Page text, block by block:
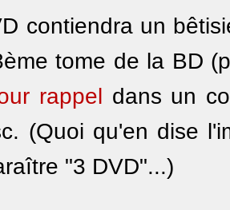
contiendra un
tome de la BD
rappel dans un
(Quoi qu'en dise
"3 DVD"...)